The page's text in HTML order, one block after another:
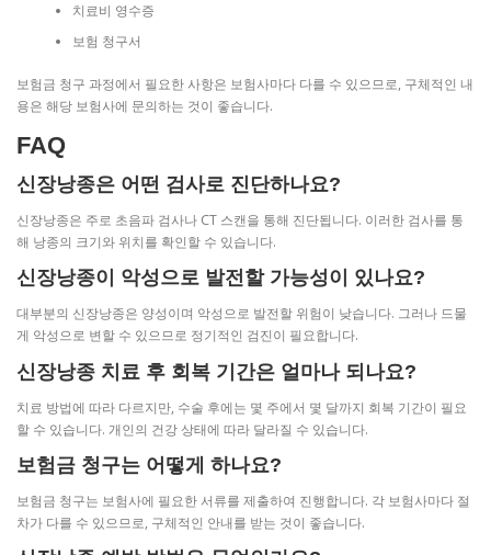
치료비 영수증
보험 청구서
보험금 청구 과정에서 필요한 사항은 보험사마다 다를 수 있으므로, 구체적인 내
용은 해당 보험사에 문의하는 것이 좋습니다.
FAQ
신장낭종은 어떤 검사로 진단하나요?
신장낭종은 주로 초음파 검사나 CT 스캔을 통해 진단됩니다. 이러한 검사를 통
해 낭종의 크기와 위치를 확인할 수 있습니다.
신장낭종이 악성으로 발전할 가능성이 있나요?
대부분의 신장낭종은 양성이며 악성으로 발전할 위험이 낮습니다. 그러나 드물
게 악성으로 변할 수 있으므로 정기적인 검진이 필요합니다.
신장낭종 치료 후 회복 기간은 얼마나 되나요?
치료 방법에 따라 다르지만, 수술 후에는 몇 주에서 몇 달까지 회복 기간이 필요
할 수 있습니다. 개인의 건강 상태에 따라 달라질 수 있습니다.
보험금 청구는 어떻게 하나요?
보험금 청구는 보험사에 필요한 서류를 제출하여 진행합니다. 각 보험사마다 절
차가 다를 수 있으므로, 구체적인 안내를 받는 것이 좋습니다.